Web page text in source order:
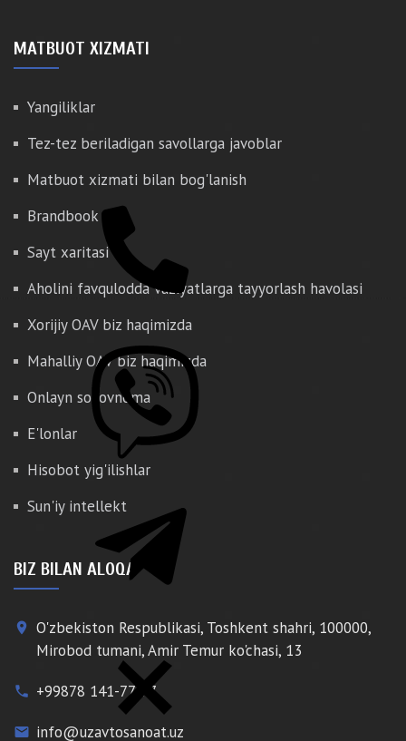
MATBUOT XIZMATI
Yangiliklar
Tez-tez beriladigan savollarga javoblar
Matbuot xizmati bilan bog'lanish
Brandbook
Sayt xaritasi
Aholini favqulodda vaziyatlarga tayyorlash havolasi
Xorijiy OAV biz haqimizda
Mahalliy OAV biz haqimizda
Onlayn so'rovnoma
E'lonlar
Hisobot yig'ilishlar
Sun'iy intellekt
BIZ BILAN ALOQA
place O'zbekiston Respublikasi, Toshkent shahri, 100000,
Mirobod tumani, Amir Temur ko'chasi, 13
phone +99878 141-77-77
email info@uzavtosanoat.uz